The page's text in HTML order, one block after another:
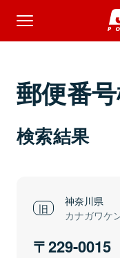
郵便番
検索結果
神奈川県
カナガワケ
229-0015